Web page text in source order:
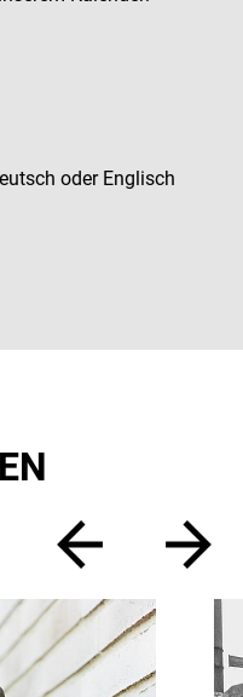
oder Englisch